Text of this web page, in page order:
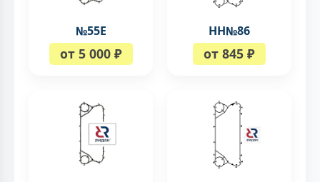
№55Е
от 5 000 ₽
НН№86
от 845 ₽